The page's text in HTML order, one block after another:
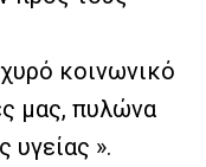
κοινωνικό
μας, πυλώνα
υγείας ».